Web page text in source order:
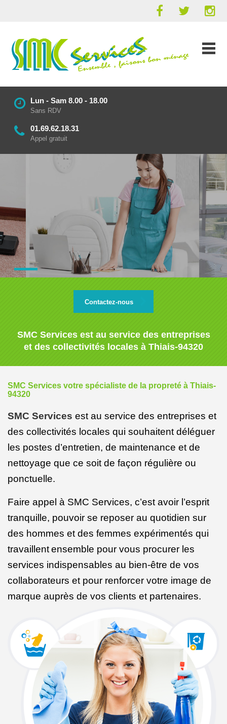
Lun - Sam 8.00 - 18.00
Sans RDV
01.69.62.18.31
Appel gratuit
Contactez-nous
SMC Services est au service des entreprises
et des collectivités locales à Thiais-94320
SMC Services votre spécialiste de la propreté à Thiais-
94320
SMC Services est au service des entreprises et
des collectivités locales qui souhaitent déléguer
les postes d’entretien, de maintenance et de
nettoyage que ce soit de façon régulière ou
ponctuelle.
Faire appel à SMC Services, c’est avoir l’esprit
tranquille, pouvoir se reposer au quotidien sur
des hommes et des femmes expérimentés qui
travaillentensemble pour vous procurer les
services indispensables au bien-être de vos
collaborateurs et pour renforcer votre image de
marque auprès de vos clients et partenaires.